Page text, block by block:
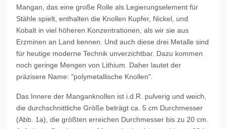
Mangan, das eine große Rolle als Legierungselement für
Stähle spielt, enthalten die Knollen Kupfer, Nickel, und
Kobalt in viel höheren Konzentrationen, als wir sie aus
Erzminen an Land kennen. Und auch diese drei Metalle sind
für heutige moderne Technik unverzichtbar. Dazu kommen
noch geringe Mengen von Lithium. Daher lautet der
präzisere Name: "polymetallische Knollen".
Das Innere der Manganknollen ist i.d.R. pulverig und weich,
die durchschnittliche Größe beträgt ca. 5 cm Durchmesser
(Abb. 1a), die größten erreichen Durchmesser bis zu 20 cm.